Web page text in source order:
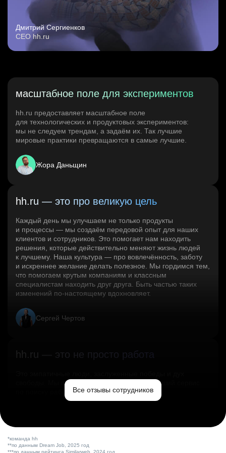
Дмитрий Сергиенков
CEO hh.ru
масштабное поле для экспериментов
hh.ru предоставляет масштабное поле
для технологических и продуктовых экспериментов:
мы не следуем трендам, а задаём их. Так лучшие
мировые практики превращаются в самые лучшие.
Жора Даньщин
hh.ru — это про великую цель
Каждый день мы улучшаем не только продукты
и процессы — мы создаём передовой опыт для наших
клиентов и сотрудников. Это помогает нам находить
решения, которые действительно меняют жизнь людей
к лучшему. Наша культура — про вовлечённость, заботу
и искреннее желание делать полезное. Мы гордимся тем,
что помогаем крутым компаниям и классным
специалистам находить друг друга. Быть частью таких
изменений по‑настоящему вдохновляет.
Сергей Чертов
hh.ru — это не просто работа
свободы. Мы помогаем миру и создаём лучший сервис
по поиску работы в стране.Все отзывы сотрудников
*команда hh
**по данным Dream Job, 2025 год
***по данным рейтинга Similarweb, 2024 год